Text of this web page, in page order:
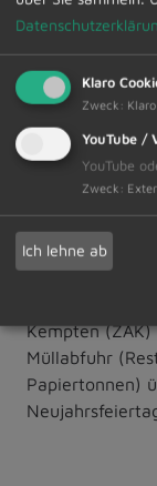
Der ZAK
Kempten
Müllabfuhr
Papiertonnen)
Klaro
Zweck : Klaro
YouTube /
YouTube
Zweck :
Ich lehne ab